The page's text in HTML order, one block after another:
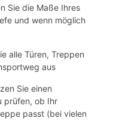
Sie die Maße Ihres
und wenn möglich
alle Türen, Treppen
aus
Sie einen
prüfen, ob Ihr
passt (bei vielen